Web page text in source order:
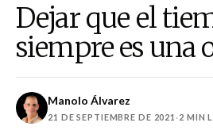
Dejar que el
siempre es una
Manolo Álvarez
21 DE SEPTIEMBRE DE 2021·2 MIN